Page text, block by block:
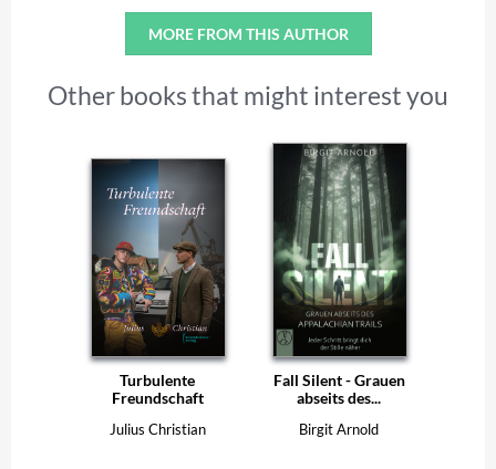
MORE FROM THIS AUTHOR
Other books that might interest you
Turbulente
Freundschaft
Julius Christian
Fall Silent - Grauen
abseits des...
Birgit Arnold